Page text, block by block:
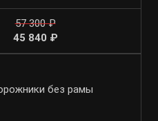
57 300 ₽
45 840 ₽
без рамы